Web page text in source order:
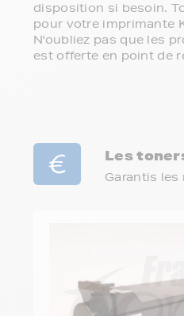
disposition si besoin.
pour votre imprimante
N'oubliez pas que les
est offerte en point de
Les
Garantis